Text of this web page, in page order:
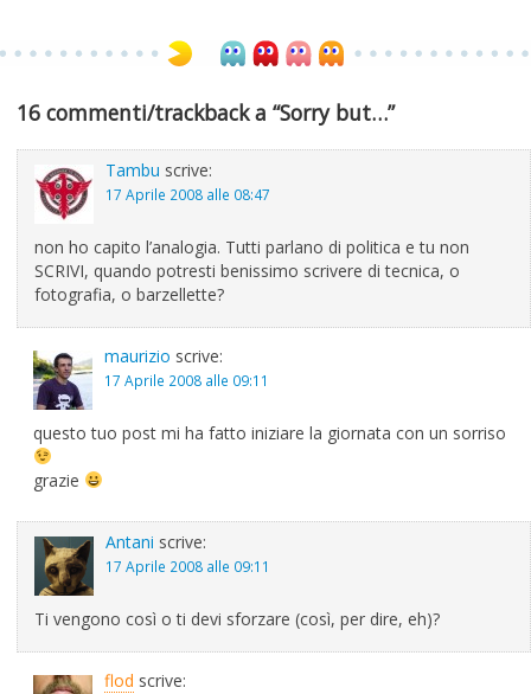
16 commenti/trackback a “Sorry but…”
Tambu scrive:
17 Aprile 2008 alle 08:47
non ho capito l’analogia. Tutti parlano di politica e tu non
SCRIVI, quando potresti benissimo scrivere di tecnica, o
fotografia, o barzellette?
maurizio scrive:
17 Aprile 2008 alle 09:11
questo tuo post mi ha fatto iniziare la giornata con un sorriso
grazie
Antani scrive:
17 Aprile 2008 alle 09:11
Ti vengono così o ti devi sforzare (così, per dire, eh)?
flod scrive: